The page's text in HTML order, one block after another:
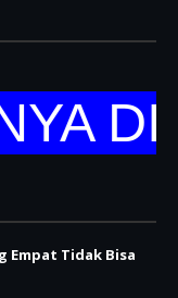
Empat Tidak Bisa